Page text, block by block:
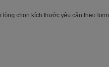
lòng chọn kích thước yêu cầu theo form